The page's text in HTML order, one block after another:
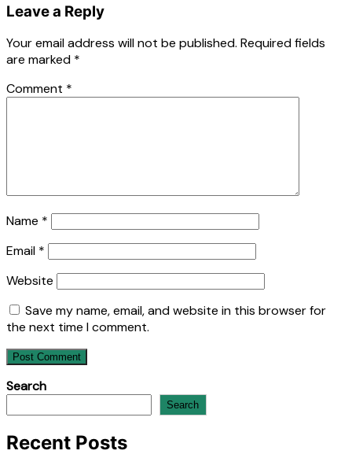
Leave a Reply
Your email address will not be published. Required fields
are marked *
Comment *
Name *
Email *
Website
Save my name, email, and website in this browser for
the next time I comment.
Search
Search
Recent Posts